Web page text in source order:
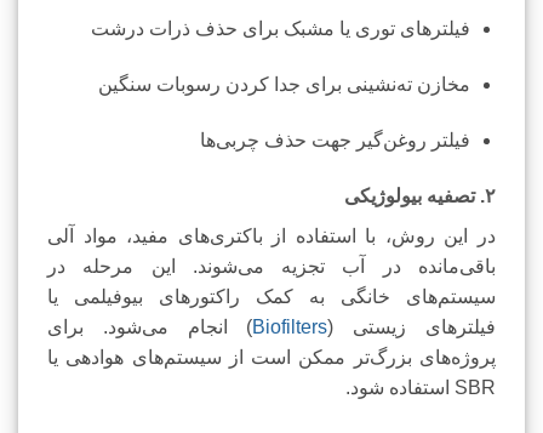
فیلترهای توری یا مشبک برای حذف ذرات درشت
مخازن ته‌نشینی برای جدا کردن رسوبات سنگین
فیلتر روغن‌گیر جهت حذف چربی‌ها
۲. تصفیه بیولوژیکی
در این روش، با استفاده از باکتری‌های مفید، مواد آلی
باقی‌مانده در آب تجزیه می‌شوند. این مرحله در
سیستم‌های خانگی به کمک راکتورهای بیوفیلمی یا
فیلترهای زیستی (Biofilters) انجام می‌شود. برای
پروژه‌های بزرگ‌تر ممکن است از سیستم‌های هوادهی یا
SBR استفاده شود.